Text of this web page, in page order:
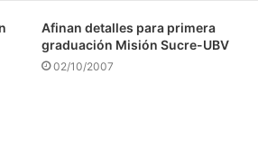
Afinan detalles para primera
graduación Misión Sucre-UBV
02/10/2007